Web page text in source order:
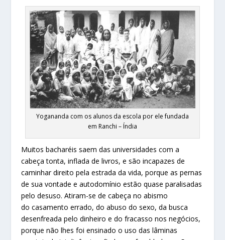
Yogananda com os alunos da escola por ele fundada
em Ranchi – Índia
Muitos bacharéis saem das universidades com a
cabeça tonta, inflada de livros, e são incapazes de
caminhar direito pela estrada da vida, porque as pernas
de sua vontade e autodomínio estão quase paralisadas
pelo desuso. Atiram-se de cabeça no abismo
do casamento errado, do abuso do sexo, da busca
desenfreada pelo dinheiro e do fracasso nos negócios,
porque não lhes foi ensinado o uso das lâminas